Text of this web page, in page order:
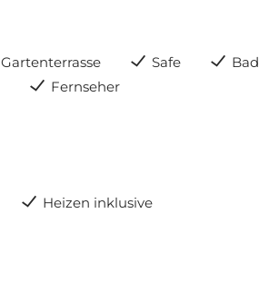
Gartenterrasse Safe
Bad
Fernseher
Heizen inklusive